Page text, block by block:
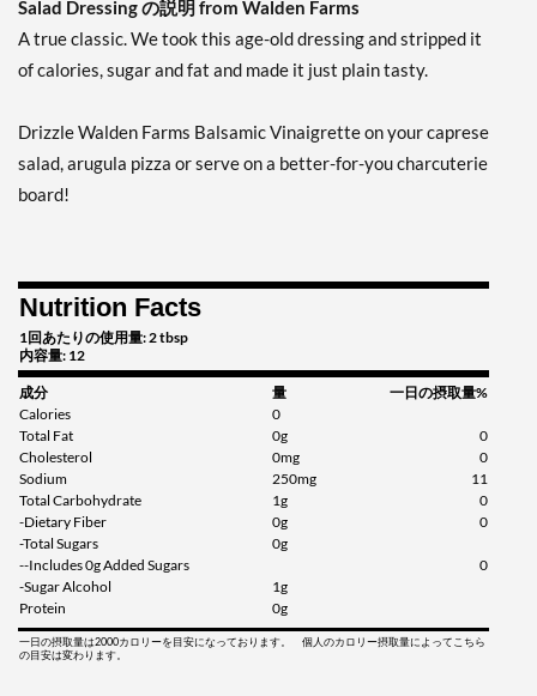
12 fl.oz
販売価格: $3.51 SALE!
ディスカウント％ 51%
Garlic & Herb Vinaigrette
カートに入れる »
Honey Balsamic
Vinaigrette 12 fl.oz
販売価格: $4.39
ディスカウント％ 38%
カートに入れる »
Honey Dijon 12 fl.oz
ディスカウント％ 38%
Italian 12 fl.oz
Salad Dressing の説明 from Walden Farms
A true classic. We took this age-old dressing and stripped it
of calories, sugar and fat and made it just plain tasty.
Drizzle Walden Farms Balsamic Vinaigrette on your caprese
salad, arugula pizza or serve on a better-for-you charcuterie
board!
Nutrition Facts
1回あたりの使用量: 2 tbsp
内容量: 12
成分 量
一日の摂取量%
Calories
0
Total Fat
0g
0
Cholesterol
0mg
0
Sodium
250mg
11
Total Carbohydrate
1g
0
-Dietary Fiber
0g
0
-Total Sugars
0g
--Includes 0g Added Sugars
0
-Sugar Alcohol
1g
Protein
0g
一日の摂取量は2000カロリーを目安になっております。 個人のカロリー摂取量によってこちら
の目安は変わります。